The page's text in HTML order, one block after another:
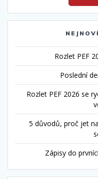
Rozlet PEF
Poslední
Rozlet PEF 2026 se
5 důvodů, proč jet
Zápisy do